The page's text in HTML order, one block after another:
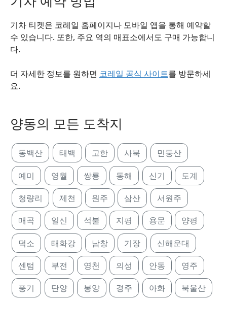
기차 티켓은 코레일 홈페이지나 모바일 앱을 통해 예약할
수 있습니다. 또한, 주요 역의 매표소에서도 구매 가능합니
다.
더 자세한 정보를 원하면 코레일 공식 사이트를 방문하세
요.
양동의 모든 도착지
동백산 태백 고한 사북 민둥산
예미 영월 쌍룡 동해 신기 도계
청량리 제천 원주 삼산 서원주
매곡 일신 석불 지평 용문 양평
덕소 태화강 남창 기장 신해운대
센텀 부전 영천 의성 안동 영주
풍기 단양 봉양 경주 아화 북울산